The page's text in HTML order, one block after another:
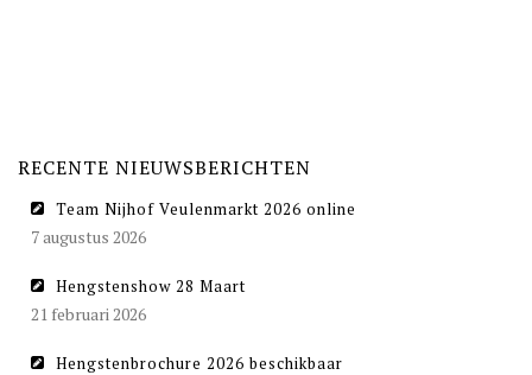
RECENTE NIEUWSBERICHTEN
Team Nijhof Veulenmarkt 2026 online
7 augustus 2026
Hengstenshow 28 Maart
21 februari 2026
Hengstenbrochure 2026 beschikbaar